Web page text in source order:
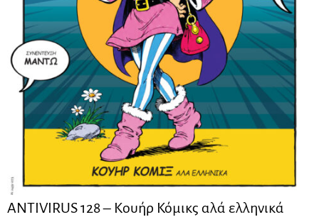
ANTIVIRUS 128 – Kουήρ Κόμικς αλά ελληνικά